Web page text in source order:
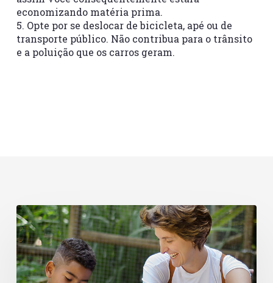
economizando matéria prima.
5. Opte por se deslocar de bicicleta, apé ou de
transporte público. Não contribua para o trânsito
e a poluição que os carros geram.
Dia
de
Doar
e
o
futuro